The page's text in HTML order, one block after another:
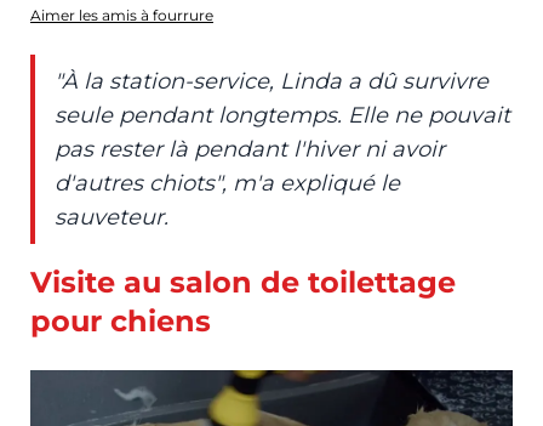
Aimer les amis à fourrure
"À la station-service, Linda a dû survivre
seule pendant longtemps. Elle ne pouvait
pas rester là pendant l'hiver ni avoir
d'autres chiots", m'a expliqué le
sauveteur.
Visite au salon de toilettage
pour chiens